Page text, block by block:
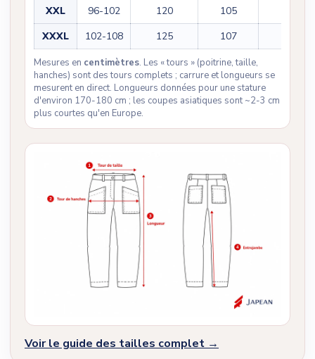
XXL
96-102 120 105
XXXL
102-108 125 107
Mesures en centimètres. Les « tours » (poitrine, taille,
hanches) sont des tours complets ; carrure et longueurs se
mesurent en direct. Longueurs données pour une stature
d'environ 170-180 cm ; les coupes asiatiques sont ~2-3 cm
plus courtes qu'en Europe.
Voir le guide des tailles complet →